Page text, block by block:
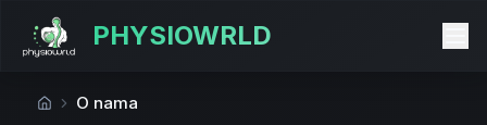
PHYSIOWRLD
PočetnaO nama